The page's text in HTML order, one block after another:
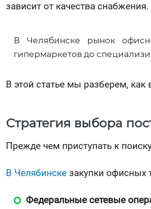
зависит от качества снабжения.
В Челябинске рынок
гипермаркетов до
В этой статье мы разберем,
Стратегия выбора
Прежде чем приступать к
В Челябинске закупки офисных
Федеральные сетевые